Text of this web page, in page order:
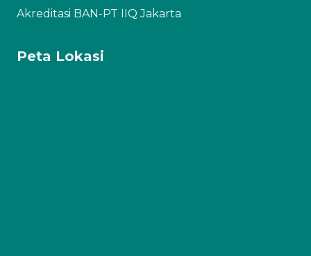
Akreditasi BAN-PT IIQ Jakarta
Peta Lokasi